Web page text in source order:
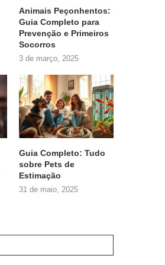
Animais Peçonhentos:
Guia Completo para
Prevenção e Primeiros
Socorros
3 de março, 2025
Guia Completo: Tudo
sobre Pets de
Estimação
31 de maio, 2025